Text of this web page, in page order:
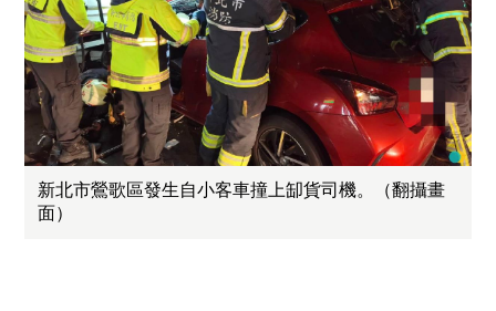
新北市鶯歌區發生自小客車撞上缷貨司機。（翻攝畫
面）